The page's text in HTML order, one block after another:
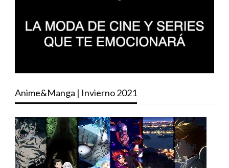
Anime&Manga | Invierno 2021